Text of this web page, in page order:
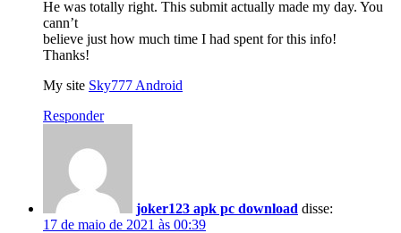
He was totally right. This submit actually made my day. You
cann’t
believe just how much time I had spent for this info!
Thanks!
My site Sky777 Android
Responder
joker123 apk pc download disse:
17 de maio de 2021 às 00:39